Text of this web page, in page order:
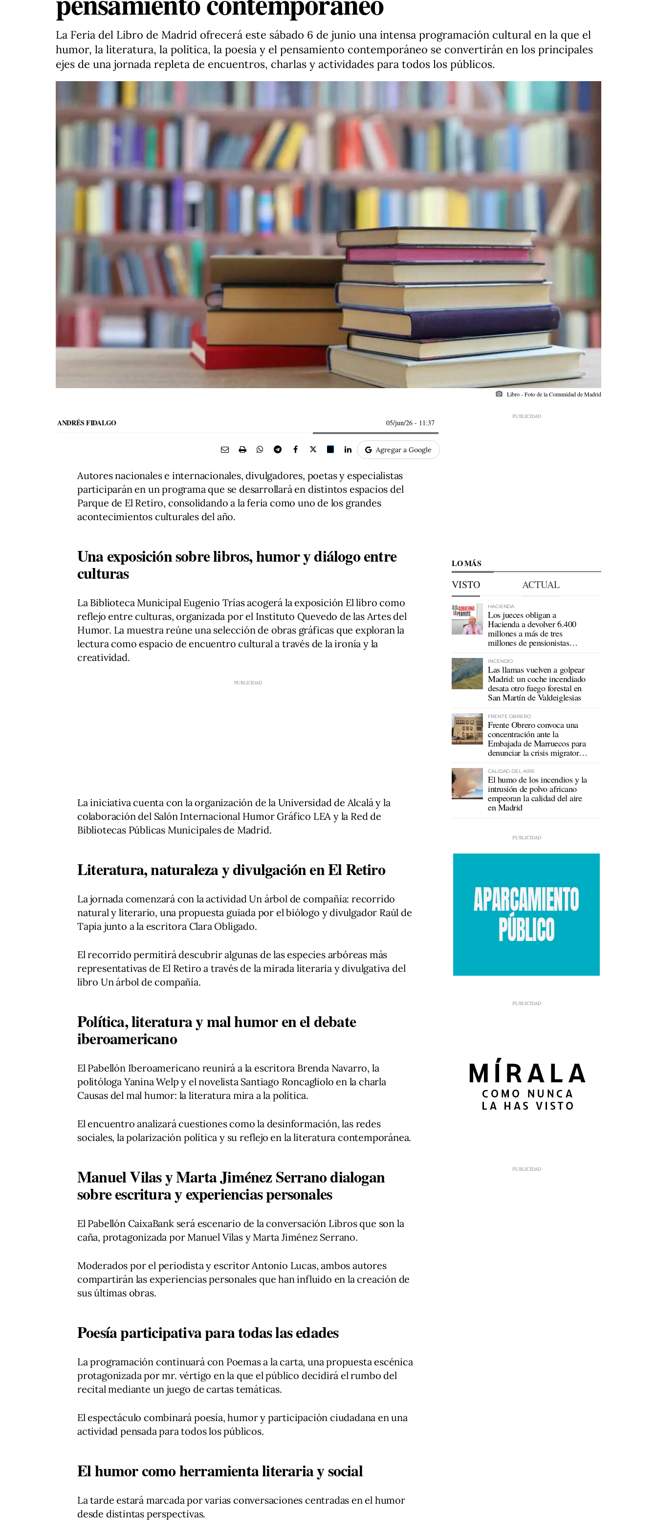
La Feria del Libro de Madrid ofrecerá este sábado 6 de junio una intensa programación cultural en la que el
humor, la literatura, la política, la poesía y el pensamiento contemporáneo se convertirán en los principales
ejes de una jornada repleta de encuentros, charlas y actividades para todos los públicos.
photo_camera Libro - Foto de la Comunidad de Madrid
ANDRÉS FIDALGO 05/jun/26 - 11:37
Agregar a Google
Autores nacionales e internacionales, divulgadores, poetas y especialistas
participarán en un programa que se desarrollará en distintos espacios del
Parque de El Retiro, consolidando a la feria como uno de los grandes
acontecimientos culturales del año.
Una exposición sobre libros, humor y diálogo entre
culturas
La Biblioteca Municipal Eugenio Trías acogerá la exposición El libro como
reflejo entre culturas, organizada por el Instituto Quevedo de las Artes del
Humor. La muestra reúne una selección de obras gráficas que exploran la
lectura como espacio de encuentro cultural a través de la ironía y la
creatividad.
La iniciativa cuenta con la organización de la Universidad de Alcalá y la
colaboración del Salón Internacional Humor Gráfico LEA y la Red de
Bibliotecas Públicas Municipales de Madrid.
Literatura, naturaleza y divulgación en El Retiro
La jornada comenzará con la actividad Un árbol de compañía: recorrido
natural y literario, una propuesta guiada por el biólogo y divulgador Raúl de
Tapia junto a la escritora Clara Obligado.
El recorrido permitirá descubrir algunas de las especies arbóreas más
representativas de El Retiro a través de la mirada literaria y divulgativa del
libro Un árbol de compañía.
Política, literatura y mal humor en el debate
iberoamericano
El Pabellón Iberoamericano reunirá a la escritora Brenda Navarro, la
politóloga Yanina Welp y el novelista Santiago Roncagliolo en la charla
Causas del mal humor: la literatura mira a la política.
El encuentro analizará cuestiones como la desinformación, las redes
sociales, la polarización política y su reflejo en la literatura contemporánea.
Manuel Vilas y Marta Jiménez Serrano dialogan
sobre escritura y experiencias personales
El Pabellón CaixaBank será escenario de la conversación Libros que son la
caña, protagonizada por Manuel Vilas y Marta Jiménez Serrano.
Moderados por el periodista y escritor Antonio Lucas, ambos autores
compartirán las experiencias personales que han influido en la creación de
sus últimas obras.
Poesía participativa para todas las edades
La programación continuará con Poemas a la carta, una propuesta escénica
protagonizada por mr. vértigo en la que el público decidirá el rumbo del
recital mediante un juego de cartas temáticas.
El espectáculo combinará poesía, humor y participación ciudadana en una
actividad pensada para todos los públicos.
El humor como herramienta literaria y social
La tarde estará marcada por varias conversaciones centradas en el humor
desde distintas perspectivas.
LO MÁS
VISTO ACTUAL
HACIENDA
Los jueces obligan a
Hacienda a devolver 6.400
millones a más de tres
millones de pensionistas
INCENDIO
Las llamas vuelven a golpear
Madrid: un coche incendiado
desata otro fuego forestal en
San Martín de Valdeiglesias
FRENTE OBRERO
Frente Obrero convoca una
concentración ante la
Embajada de Marruecos para
denunciar la crisis migratoria
CALIDAD DEL AIRE
El humo de los incendios y la
intrusión de polvo africano
empeoran la calidad del aire
en Madrid